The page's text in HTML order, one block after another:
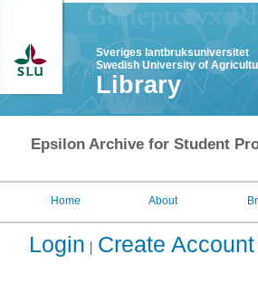
Sveriges lantbruksuniversitet
Swedish University of
Library
Epsilon Archive for Student
Home About
Login Create Account